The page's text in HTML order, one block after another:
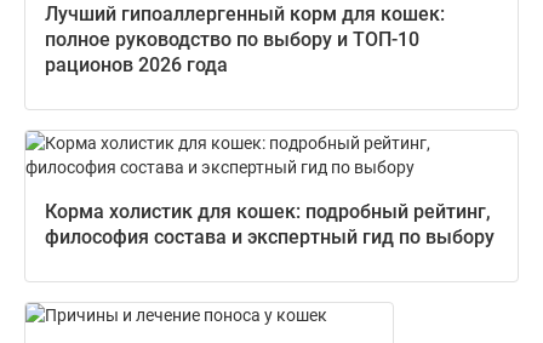
Лучший гипоаллергенный корм для кошек:
полное руководство по выбору и ТОП-10
рационов 2026 года
Корма холистик для кошек: подробный рейтинг,
философия состава и экспертный гид по выбору